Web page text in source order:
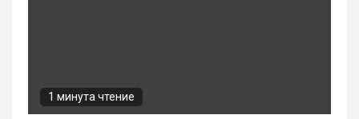
1 минута чтение